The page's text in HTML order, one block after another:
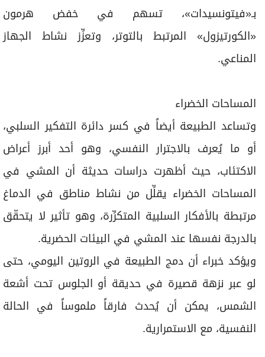
بـ«فيتونسيدات»، تسهم في خفض هرمون
«الكورتيزول» المرتبط بالتوتر، وتعزِّز نشاط الجهاز
المناعي.
المساحات الخضراء
وتساعد الطبيعة أيضاً في كسر دائرة التفكير السلبي،
أو ما يُعرف بالاجترار النفسي، وهو أحد أبرز أعراض
الاكتئاب، حيث أظهرت دراسات حديثة أن المشي في
المساحات الخضراء يقلِّل من نشاط مناطق في الدماغ
مرتبطة بالأفكار السلبية المتكرِّرة، وهو تأثير لا يتحقّق
بالدرجة نفسها عند المشي في البيئات الحضرية.
ويؤكد خبراء أن دمج الطبيعة في الروتين اليومي، حتى
لو عبر نزهة قصيرة في حديقة أو الجلوس تحت أشعة
الشمس، يمكن أن يُحدث فارقاً ملموساً في الحالة
النفسية، مع الاستمرارية.